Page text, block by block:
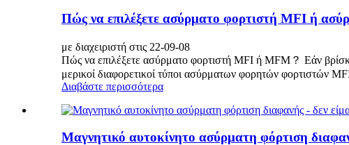
Πώς να επιλέξετε ασύρματο φορτιστή MFI ή
με διαχειριστή στις 22-09-08
Πώς να επιλέξετε ασύρματο φορτιστή MFI ή MFM？ Εάν
μερικοί διαφορετικοί τύποι ασύρματων φορητών φορτιστών
Διαβάστε περισσότερα
Μαγνητικό αυτοκίνητο ασύρματη φόρτιση